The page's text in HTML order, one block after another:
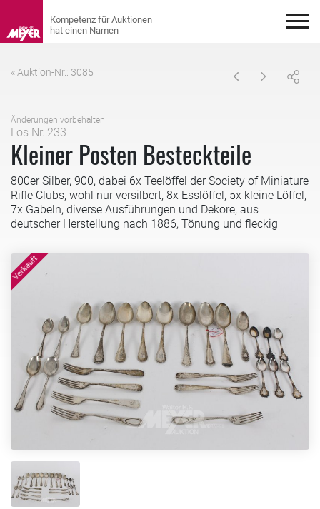
« Auktion-Nr.: 3085
Änderungen vorbehalten
Los Nr.:233
Kleiner Posten Besteckteile
800er Silber, 900, dabei 6x Teelöffel der Society of Miniature
Rifle Clubs, wohl nur versilbert, 8x Esslöffel, 5x kleine Löffel,
7x Gabeln, diverse Ausführungen und Dekore, aus
deutscher Herstellung nach 1886, Tönung und fleckig